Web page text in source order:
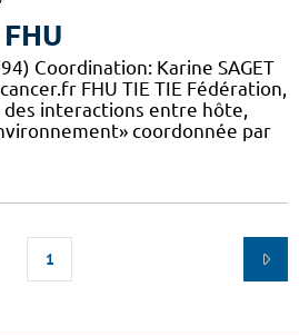
Coordination: Karine SAGET
FHU TIE TIE Fédération,
interactions entre hôte,
coordonnée par
1